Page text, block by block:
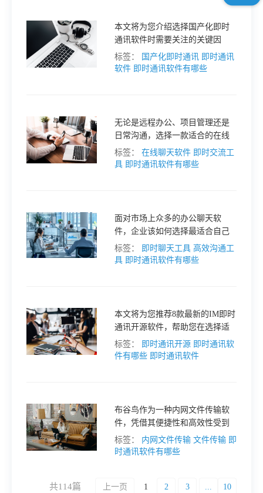
本文将为您介绍选择国产化即时
通讯软件时需要关注的关键因
素，并推荐几款国产化即时通讯
软件，仅供参考。
标签： 国产化即时通讯 即时通讯
软件 即时通讯软件有哪些
无论是远程办公、项目管理还是
日常沟通，选择一款适合的在线
交流工具可以显著提高工作效
率。本文将为您盘点2025年最受
标签： 在线聊天软件 即时交流工
具 即时通讯软件有哪些
面对市场上众多的办公聊天软
件，企业该如何选择最适合自己
的工具呢？本文将为您盘点几款
热门的办公聊天软件，并分析它
标签： 即时聊天工具 高效沟通工
具 即时通讯软件有哪些
本文将为您推荐8款最新的IM即时
通讯开源软件，帮助您在选择适
合自己的即时通讯工具时提供参
考。
标签： 即时通讯开源 即时通讯软
件有哪些 即时通讯软件
布谷鸟作为一种内网文件传输软
件，凭借其便捷性和高效性受到
了广泛关注。那么，除了布谷
鸟，还有哪些类似的内网文件传
参考。
标签： 内网文件传输 文件传输 即
时通讯软件有哪些
共114篇 上一页 1 2 3 ... 10